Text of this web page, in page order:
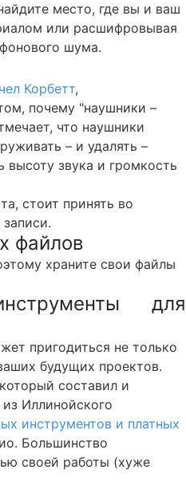
место, где вы и ваш
или расшифровывая
шума.
Корбетт,
почему "наушники –
что наушники
– и удалять –
звука и громкость
стоит принять во
файлов
храните свои файлы
для
пригодиться не только
будущих проектов.
составил и
Иллинойского
инструментов и платных
Большинство
своей работы (хуже